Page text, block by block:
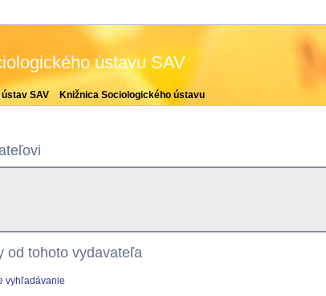
SAV Knižnica Sociologického ústavu
ústavu SAV
od tohoto vydavateľa
vyhľadávanie